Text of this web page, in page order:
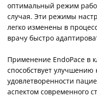
оптимальный режим
случая. Эти режимы
легко изменены в
врачу быстро
Применение EndoPace в
способствует улучшению
удовлетворенности
аспектом современного